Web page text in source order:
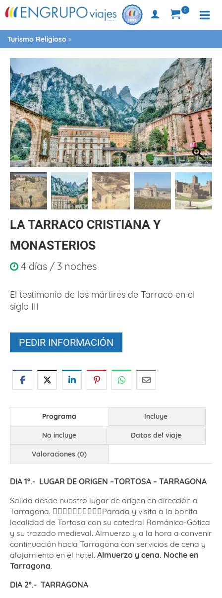
0
Turismo Religioso »
LA TARRACO CRISTIANA Y
MONASTERIOS
4 días / 3 noches
El testimonio de los mártires de Tarraco en el
siglo III
PEDIR INFORMACIÓN
Programa Incluye
No incluye Datos del viaje
Valoraciones (0)
DIA 1º.- LUGAR DE ORIGEN –TORTOSA – TARRAGONA
Salida desde nuestro lugar de origen en dirección a
Tarragona. 􏰣􏰆􏰅􏰅􏰆􏰚􏰉􏰀􏰆􏰝Parada y visita a la bonita
localidad de Tortosa con su catedral Románico-Gótica
y su trazado medieval. Almuerzo y a la hora a convenir
continuación hacia Tarragona con servicios de cena y
alojamiento en el hotel. Almuerzo y cena. Noche en
Tarragona.
DIA 2º.- TARRAGONA